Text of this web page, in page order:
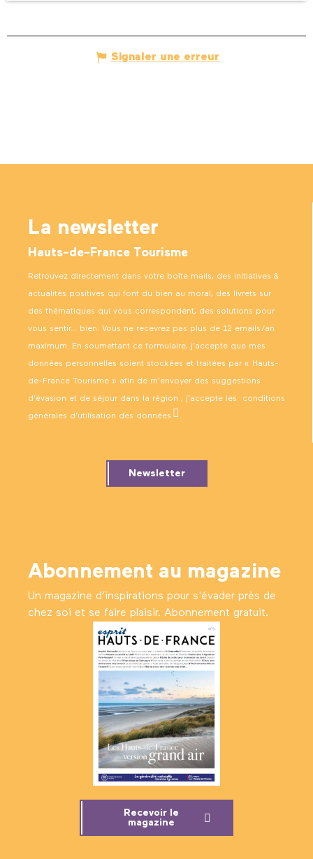
Signaler une erreur
La newsletter
Hauts-de-France Tourisme
Retrouvez directement dans votre boîte mails, des initiatives &
actualités positives qui font du bien au moral, des livrets sur
des thématiques qui vous correspondent, des solutions pour
vous sentir… bien. Vous ne recevrez pas plus de 12 emails/an
maximum. En soumettant ce formulaire, j’accepte que mes
données personnelles soient stockées et traitées par « Hauts-
de-France Tourisme » afin de m’envoyer des suggestions
d’évasion et de séjour dans la région ; j’accepte les conditions
générales d’utilisation des données .
Newsletter
Abonnement au magazine
Un magazine d’inspirations pour s'évader près de
chez soi et se faire plaisir. Abonnement gratuit.
Recevoir le
magazine